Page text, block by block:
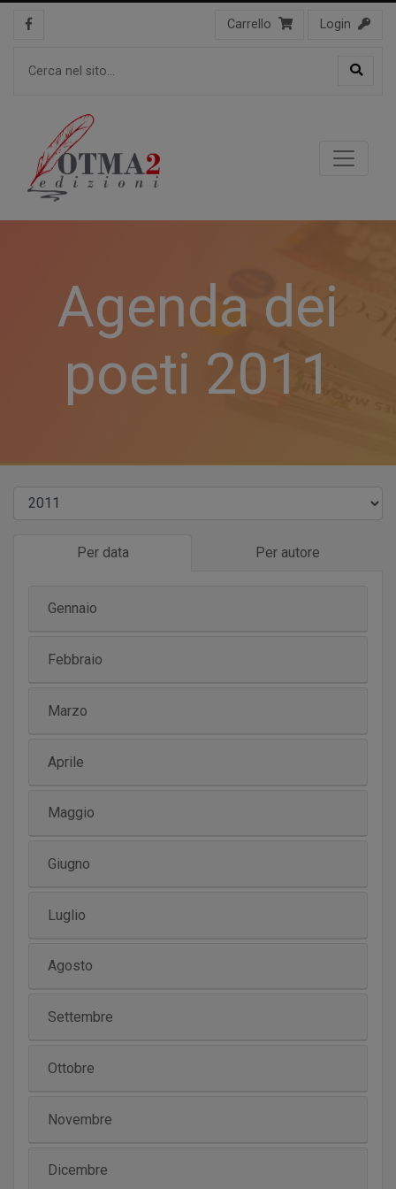
Carrello Login
Agenda dei
poeti 2011
Per data Per autore
Gennaio
Febbraio
Marzo
Aprile
Maggio
Giugno
Luglio
Agosto
Settembre
Ottobre
Novembre
Dicembre